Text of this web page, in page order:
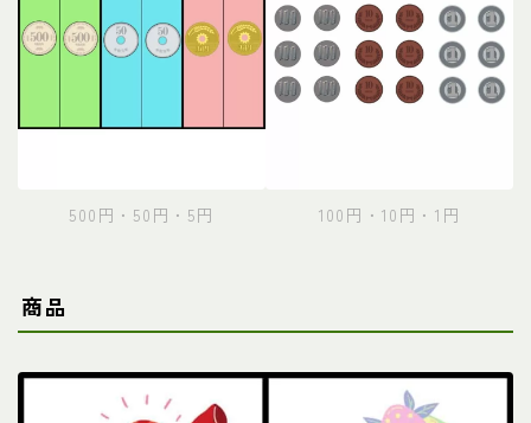
500円・50円・5円 100円・10円・1円
商品